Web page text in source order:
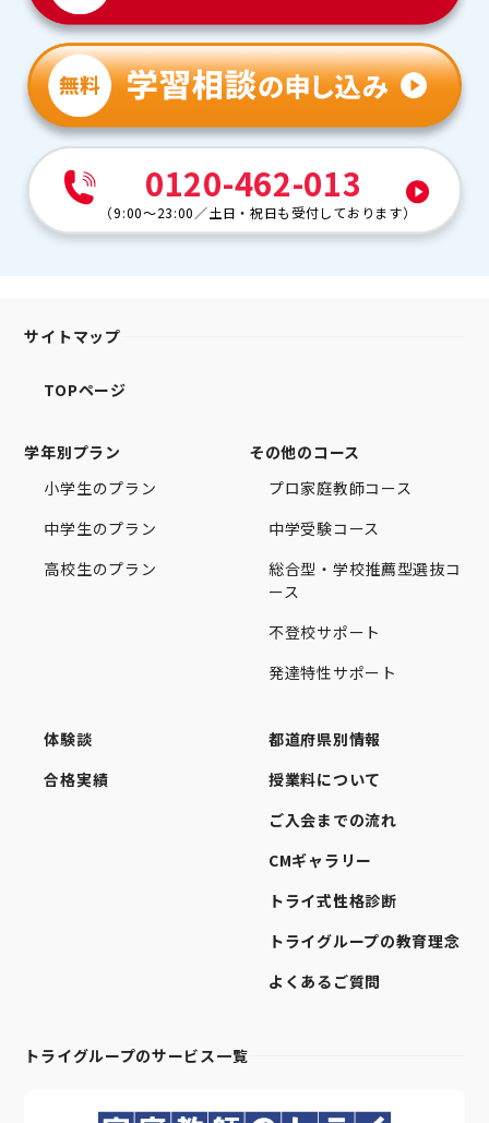
0120-462-013
（9:00～23:00 ／土日・祝日も受付しております）
サイトマップ
TOPページ
学年別プラン
小学生のプラン
中学生のプラン
高校生のプラン
その他のコース
プロ家庭教師コース
中学受験コース
総合型・学校推薦型選抜コ
ース
不登校サポート
発達特性サポート
体験談
合格実績
都道府県別情報
授業料について
ご入会までの流れ
CMギャラリー
トライ式性格診断
トライグループの教育理念
よくあるご質問
トライグループのサービス一覧